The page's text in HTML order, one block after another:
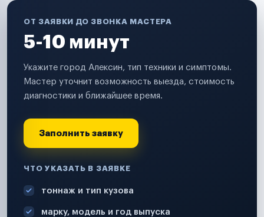
ОТ ЗАЯВКИ ДО ЗВОНКА МАСТЕРА
5-10 минут
Укажите город Алексин, тип техники и симптомы.
Мастер уточнит возможность выезда, стоимость
диагностики и ближайшее время.
Заполнить заявку
ЧТО УКАЗАТЬ В ЗАЯВКЕ
тоннаж и тип кузова
марку, модель и год выпуска